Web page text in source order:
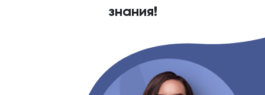
знания!